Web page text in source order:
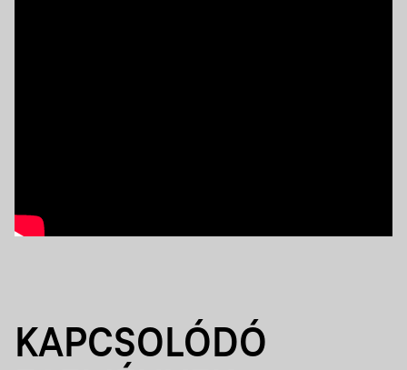
KAPCSOLÓDÓ